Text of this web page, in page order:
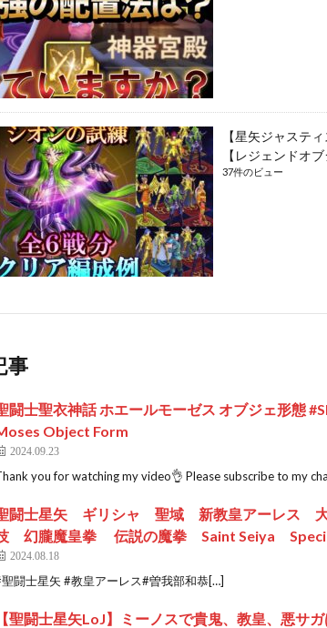
【星矢ジャステ
【レジェンドオ
37件のビュー
事
闘士聖衣神話 ホエールモーゼス オブジェ形態
Object Form
2024.09.23
you for watching my video👌 Please subscribe to my
闘士星矢 ギリシャ 聖域 新教皇アーレス 大
幻朧魔皇拳 伝説の魔拳 Saint Seiya
2024.08.18
闘士星矢 #教皇アーレス#曽我部和恭[…]
【聖闘士星矢LoJ】ミーノスで貴鬼、教皇、悪サ